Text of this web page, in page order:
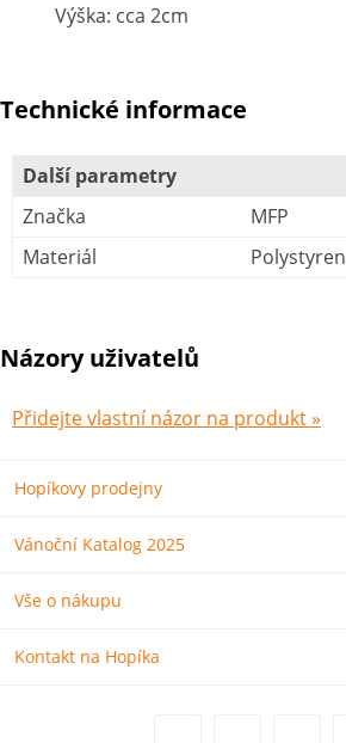
Výška: cca 2cm
Technické informace
Další parametry
Značka
MFP
Materiál
Polystyren
Názory uživatelů
Přidejte vlastní názor na produkt »
Hopíkovy prodejny
Vánoční Katalog 2025
Vše o nákupu
Kontakt na Hopíka